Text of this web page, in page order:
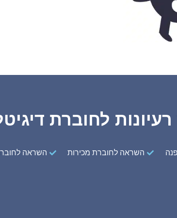
לחוברת
השראה לחוברת מכירות השראה